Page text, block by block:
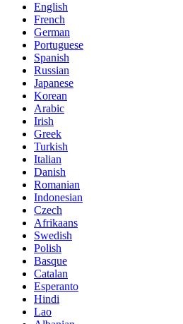
English
French
German
Portuguese
Spanish
Russian
Japanese
Korean
Arabic
Irish
Greek
Turkish
Italian
Danish
Romanian
Indonesian
Czech
Afrikaans
Swedish
Polish
Basque
Catalan
Esperanto
Hindi
Lao